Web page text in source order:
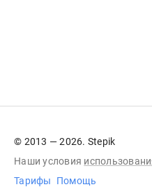
© 2013 — 2026. Stepik
Наши условия
Тарифы
Помощь